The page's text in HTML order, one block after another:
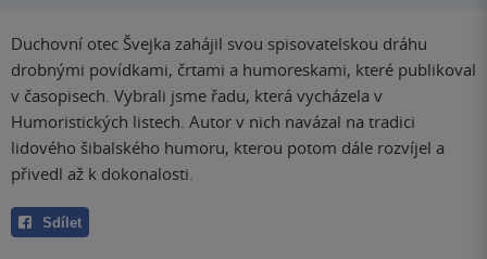
Duchovní otec Švejka zahájil svou spisovatelskou dráhu
drobnými povídkami, črtami a humoreskami, které publikoval
v časopisech. Vybrali jsme řadu, která vycházela v
Humoristických listech. Autor v nich navázal na tradici
lidového šibalského humoru, kterou potom dále rozvíjel a
přivedl až k dokonalosti.
Sdílet